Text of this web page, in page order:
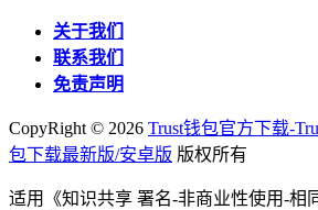
关于我们
联系我们
免责声明
CopyRight © 2026 Trust钱包官方下载-
包下载最新版/安卓版 版权所有
适用《知识共享 署名-非商业性使用-相